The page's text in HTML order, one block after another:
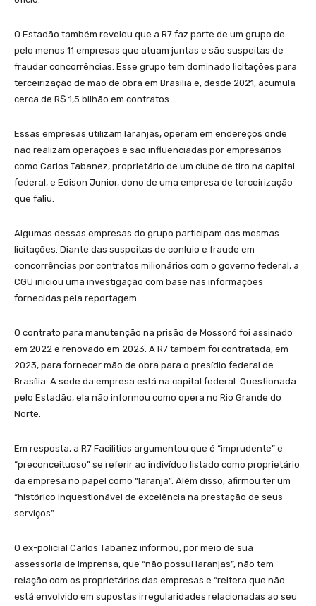
O Estadão também revelou que a R7 faz parte de um grupo de
pelo menos 11 empresas que atuam juntas e são suspeitas de
fraudar concorrências. Esse grupo tem dominado licitações para
terceirização de mão de obra em Brasília e, desde 2021, acumula
cerca de R$ 1,5 bilhão em contratos.
Essas empresas utilizam laranjas, operam em endereços onde
não realizam operações e são influenciadas por empresários
como Carlos Tabanez, proprietário de um clube de tiro na capital
federal, e Edison Junior, dono de uma empresa de terceirização
que faliu.
Algumas dessas empresas do grupo participam das mesmas
licitações. Diante das suspeitas de conluio e fraude em
concorrências por contratos milionários com o governo federal, a
CGU iniciou uma investigação com base nas informações
fornecidas pela reportagem.
O contrato para manutenção na prisão de Mossoró foi assinado
em 2022 e renovado em 2023. A R7 também foi contratada, em
2023, para fornecer mão de obra para o presídio federal de
Brasília. A sede da empresa está na capital federal. Questionada
pelo Estadão, ela não informou como opera no Rio Grande do
Norte.
Em resposta, a R7 Facilities argumentou que é “imprudente” e
“preconceituoso” se referir ao indivíduo listado como proprietário
da empresa no papel como “laranja”. Além disso, afirmou ter um
“histórico inquestionável de excelência na prestação de seus
serviços”.
O ex-policial Carlos Tabanez informou, por meio de sua
assessoria de imprensa, que “não possui laranjas”, não tem
relação com os proprietários das empresas e “reitera que não
está envolvido em supostas irregularidades relacionadas ao seu